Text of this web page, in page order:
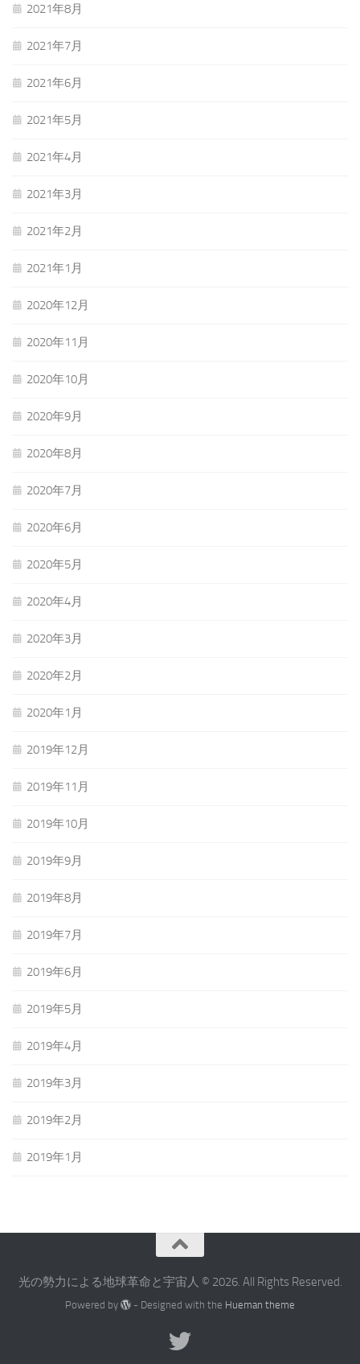
2021年8月
2021年7月
2021年6月
2021年5月
2021年4月
2021年3月
2021年2月
2021年1月
2020年12月
2020年11月
2020年10月
2020年9月
2020年8月
2020年7月
2020年6月
2020年5月
2020年4月
2020年3月
2020年2月
2020年1月
2019年12月
2019年11月
2019年10月
2019年9月
2019年8月
2019年7月
2019年6月
2019年5月
2019年4月
2019年3月
2019年2月
2019年1月
光の勢力による地球革命と宇宙人 © 2026. All Rights Reserved.
Powered by - Designed with the Hueman theme